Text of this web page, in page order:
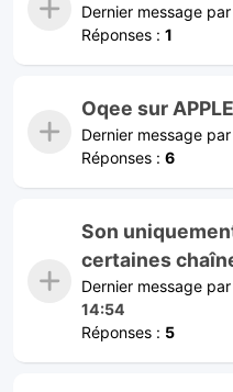
Dernier message par
Réponses : 1
Oqee sur
Dernier message par
Réponses : 6
Son
certaines
Dernier message par
14:54
Réponses : 5